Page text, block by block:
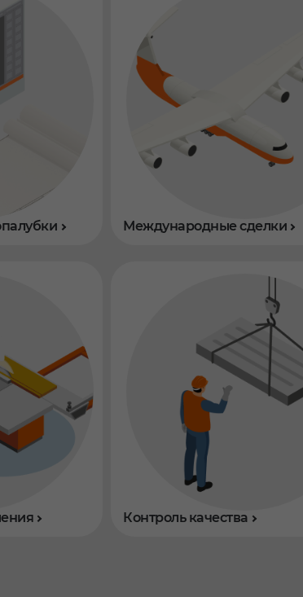
Международные сделки
Контроль качества